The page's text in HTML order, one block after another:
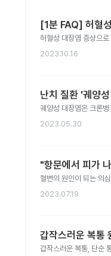
[1분 FAQ] 허혈
허혈성 대장염 증상으
2023.10.16
난치 질환 '궤양
궤양성 대장염은 크론
2023.05.30
"항문에서 피가
혈변의 원인이 되는 의
2023.07.19
갑작스러운 복통
갑작스러운 복통, 단순